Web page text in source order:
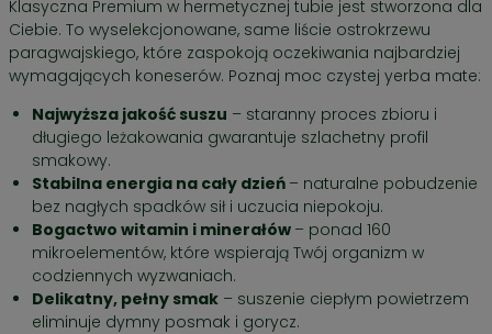
Klasyczna Premium w hermetycznej tubie jest stworzona dla
Ciebie. To wyselekcjonowane, same liście ostrokrzewu
paragwajskiego, które zaspokoją oczekiwania najbardziej
wymagających koneserów. Poznaj moc czystej yerba mate:
Najwyższa jakość suszu – staranny proces zbioru i
długiego leżakowania gwarantuje szlachetny profil
smakowy.
Stabilna energia na cały dzień – naturalne pobudzenie
bez nagłych spadków sił i uczucia niepokoju.
Bogactwo witamin i minerałów – ponad 160
mikroelementów, które wspierają Twój organizm w
codziennych wyzwaniach.
Delikatny, pełny smak – suszenie ciepłym powietrzem
eliminuje dymny posmak i gorycz.